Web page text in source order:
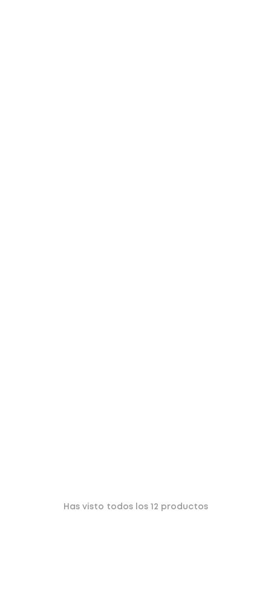
Has visto todos los 12 productos